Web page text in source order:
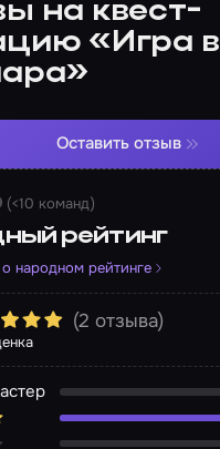
на квест-
«Игра в
(<10 команд)
рейтинг
народном рейтинге
(2 отзыва)
Оставить отзыв